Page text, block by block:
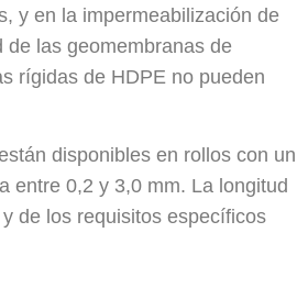
y en la impermeabilización de
de las geomembranas de
rígidas de HDPE no pueden
disponibles en rollos con un
entre 0,2 y 3,0 mm. La longitud
de los requisitos específicos